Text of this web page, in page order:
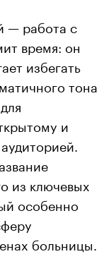
— работа с
время: он
избегать
тона
и
из ключевых
особенно
больницы.